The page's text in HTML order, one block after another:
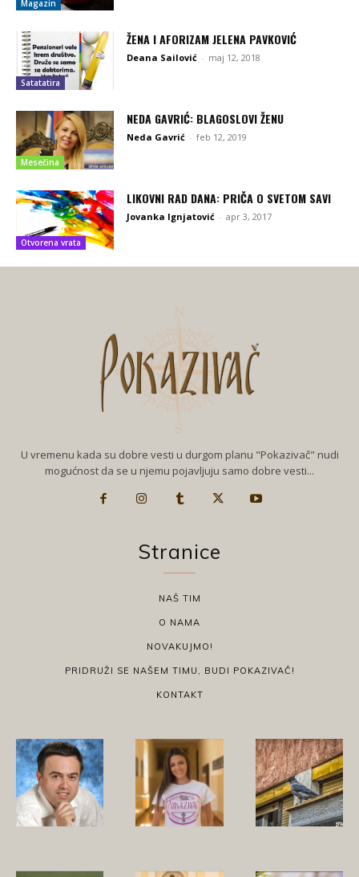
Magazin
Satatatira
ŽENA I AFORIZAM JELENA PAVKOVIĆ
Deana Sailović - maj 12, 2018
Mesečina
NEDA GAVRIĆ: BLAGOSLOVI ŽENU
Neda Gavrić - feb 12, 2019
Otvorena vrata
LIKOVNI RAD DANA: PRIČA O SVETOM SAVI
Jovanka Ignjatović - apr 3, 2017
U vremenu kada su dobre vesti u durgom planu "Pokazivač" nudi
mogućnost da se u njemu pojavljuju samo dobre vesti...
Stranice
NAŠ TIM
O NAMA
NOVAKUJMO!
PRIDRUŽI SE NAŠEM TIMU, BUDI POKAZIVAČ!
KONTAKT